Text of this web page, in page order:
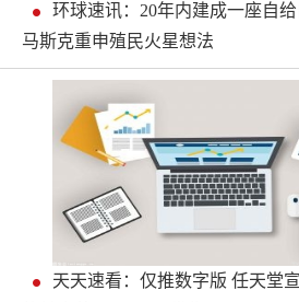
环球速讯：20年内建成一座自
马斯克重申殖民火星想法
天天速看：仅推数字版 任天堂